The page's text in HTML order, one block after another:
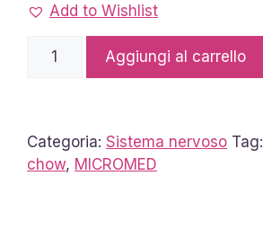
Add to Wishlist
Down
Aggiungi al carrello
Categoria: Sistema nervoso Tag:
chow, MICROMED